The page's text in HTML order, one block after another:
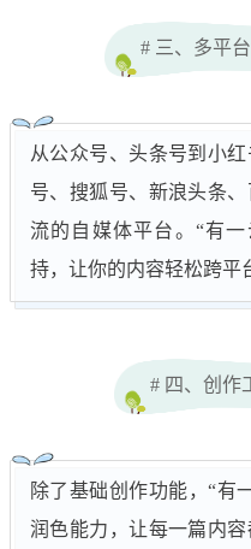
# 三、多平
从公众号、头条号到小
号、搜狐号、新浪头条
流的自媒体平台。“有
持，让你的内容轻松跨平
# 四、创作
除了基础创作功能，“有
润色能力，让每一篇内容